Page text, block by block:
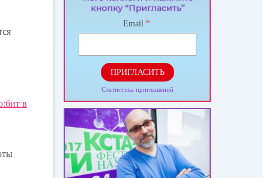
в
Email *
ПРИГЛАСИТЬ
Статистика приглашений